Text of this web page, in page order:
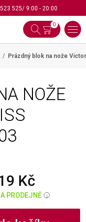
525/ 9:00 - 20:00
0
Prázdný blok na nože
NOŽE
Kč
PRODEJNĚ i